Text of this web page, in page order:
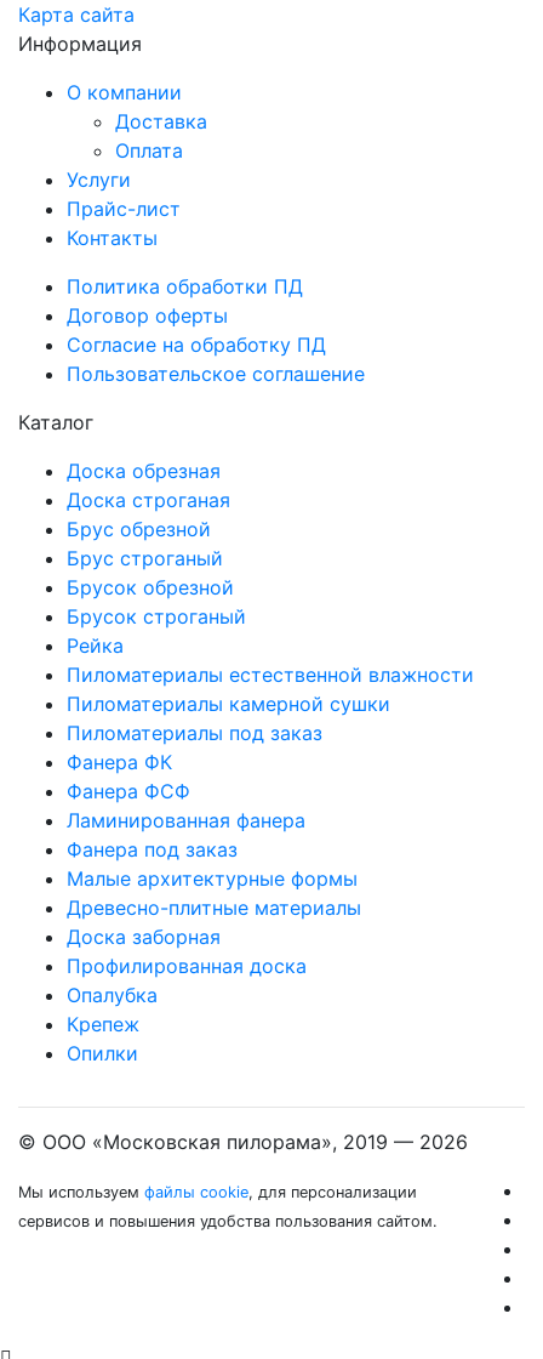
Карта сайта
Информация
О компании
Доставка
Оплата
Услуги
Прайс-лист
Контакты
Политика обработки ПД
Договор оферты
Согласие на обработку ПД
Пользовательское соглашение
Каталог
Доска обрезная
Доска строганая
Брус обрезной
Брус строганый
Брусок обрезной
Брусок строганый
Рейка
Пиломатериалы естественной влажности
Пиломатериалы камерной сушки
Пиломатериалы под заказ
Фанера ФК
Фанера ФСФ
Ламинированная фанера
Фанера под заказ
Малые архитектурные формы
Древесно-плитные материалы
Доска заборная
Профилированная доска
Опалубка
Крепеж
Опилки
© ООО «Московская пилорама», 2019 — 2026
Мы используем файлы cookie, для персонализации
сервисов и повышения удобства пользования сайтом.